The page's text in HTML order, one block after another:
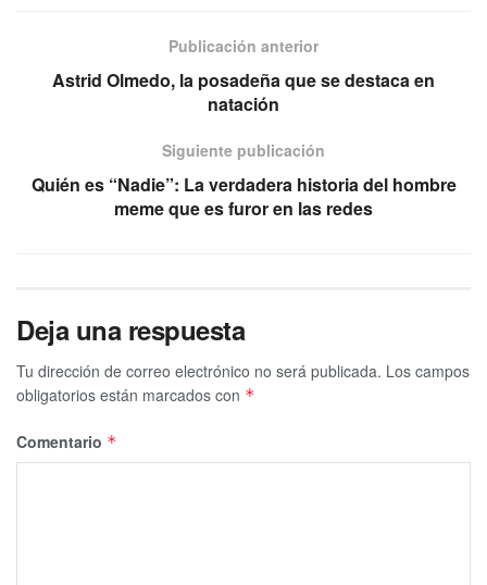
Publicación anterior
Astrid Olmedo, la posadeña que se destaca en
natación
Siguiente publicación
Quién es “Nadie”: La verdadera historia del hombre
meme que es furor en las redes
Deja una respuesta
Tu dirección de correo electrónico no será publicada. Los campos
obligatorios están marcados con *
Comentario *